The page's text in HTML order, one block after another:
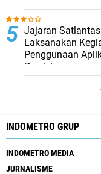
Jajaran
Laksanakan
Penggunaan
Presisi
INDOMETRO GRUP
INDOMETRO MEDIA
JURNALISME